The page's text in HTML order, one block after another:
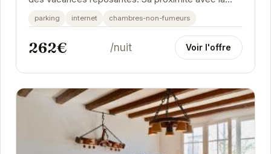
plage de la Clère permet de profiter pleinement
des...
parking internet chambres-non-fumeurs
262€ /nuit Voir l'offre